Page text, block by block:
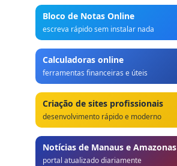
Bloco de Notas Online
escreva rápido sem instalar nada
Calculadoras online
ferramentas financeiras e úteis
Criação de sites profissionais
desenvolvimento rápido e moderno
Notícias de Manaus e Amazonas
portal atualizado diariamente